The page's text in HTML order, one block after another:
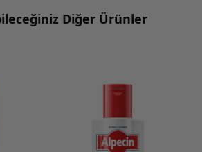
Diğer Ürünler